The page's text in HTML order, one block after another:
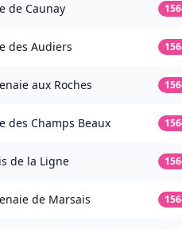
de Caunay
des Audiers
aux Roches
des Champs Beaux
de la Ligne
de Marsais